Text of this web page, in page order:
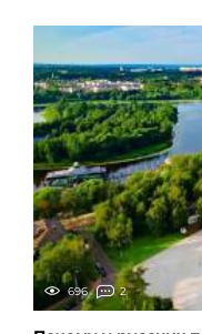
696 2